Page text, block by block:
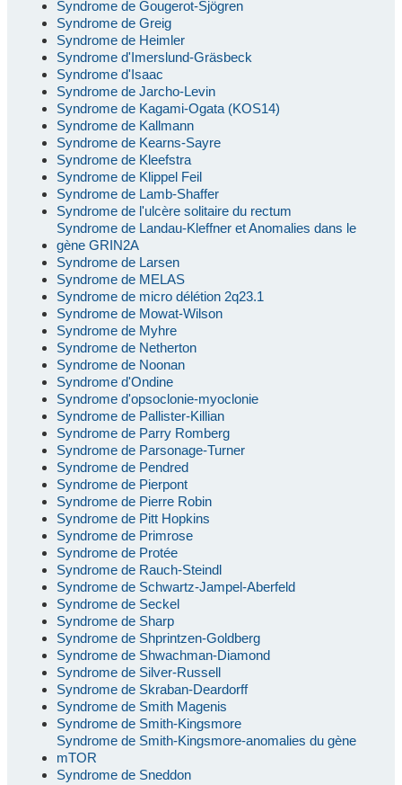
Syndrome de Gougerot-Sjögren
Syndrome de Greig
Syndrome de Heimler
Syndrome d'Imerslund-Gräsbeck
Syndrome d'Isaac
Syndrome de Jarcho-Levin
Syndrome de Kagami-Ogata (KOS14)
Syndrome de Kallmann
Syndrome de Kearns-Sayre
Syndrome de Kleefstra
Syndrome de Klippel Feil
Syndrome de Lamb-Shaffer
Syndrome de l'ulcère solitaire du rectum
Syndrome de Landau-Kleffner et Anomalies dans le
gène GRIN2A
Syndrome de Larsen
Syndrome de MELAS
Syndrome de micro délétion 2q23.1
Syndrome de Mowat-Wilson
Syndrome de Myhre
Syndrome de Netherton
Syndrome de Noonan
Syndrome d'Ondine
Syndrome d'opsoclonie-myoclonie
Syndrome de Pallister-Killian
Syndrome de Parry Romberg
Syndrome de Parsonage-Turner
Syndrome de Pendred
Syndrome de Pierpont
Syndrome de Pierre Robin
Syndrome de Pitt Hopkins
Syndrome de Primrose
Syndrome de Protée
Syndrome de Rauch-Steindl
Syndrome de Schwartz-Jampel-Aberfeld
Syndrome de Seckel
Syndrome de Sharp
Syndrome de Shprintzen-Goldberg
Syndrome de Shwachman-Diamond
Syndrome de Silver-Russell
Syndrome de Skraban-Deardorff
Syndrome de Smith Magenis
Syndrome de Smith-Kingsmore
Syndrome de Smith-Kingsmore-anomalies du gène
mTOR
Syndrome de Sneddon